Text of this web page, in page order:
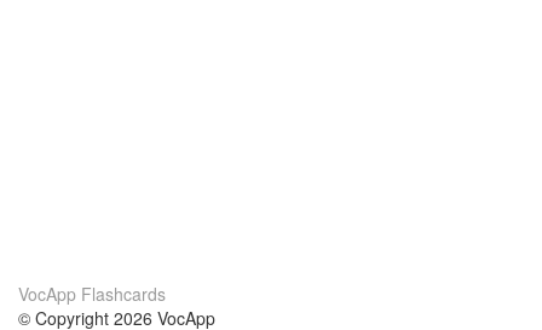
VocApp Flashcards
© Copyright 2026 VocApp